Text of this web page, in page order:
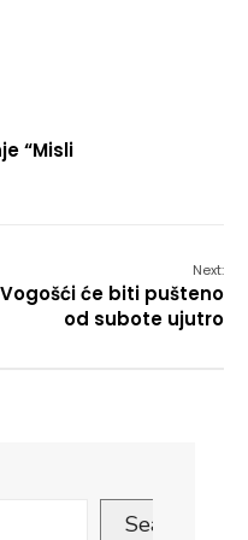
“Misli
Next:
će biti pušteno
od subote ujutro
Search